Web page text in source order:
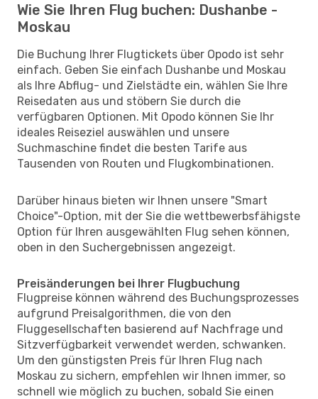
Wie Sie Ihren Flug buchen: Dushanbe -
Moskau
Die Buchung Ihrer Flugtickets über Opodo ist sehr
einfach. Geben Sie einfach Dushanbe und Moskau
als Ihre Abflug- und Zielstädte ein, wählen Sie Ihre
Reisedaten aus und stöbern Sie durch die
verfügbaren Optionen. Mit Opodo können Sie Ihr
ideales Reiseziel auswählen und unsere
Suchmaschine findet die besten Tarife aus
Tausenden von Routen und Flugkombinationen.
Darüber hinaus bieten wir Ihnen unsere "Smart
Choice"-Option, mit der Sie die wettbewerbsfähigste
Option für Ihren ausgewählten Flug sehen können,
oben in den Suchergebnissen angezeigt.
Preisänderungen bei Ihrer Flugbuchung
Flugpreise können während des Buchungsprozesses
aufgrund Preisalgorithmen, die von den
Fluggesellschaften basierend auf Nachfrage und
Sitzverfügbarkeit verwendet werden, schwanken.
Um den günstigsten Preis für Ihren Flug nach
Moskau zu sichern, empfehlen wir Ihnen immer, so
schnell wie möglich zu buchen, sobald Sie einen